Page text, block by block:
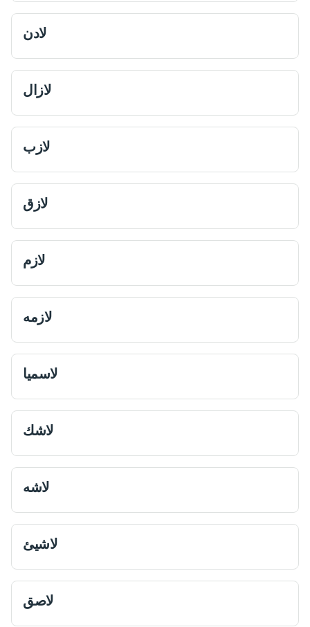
لادن
لازال
لازب
لازق
لازم
لازمه
لاسميا
لاشك
لاشه
لاشيئ
لاصق